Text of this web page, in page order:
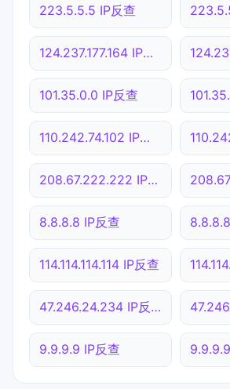
223.5.5.5 IP反查
124.237.177.164 IP反查
101.35.0.0 IP反查
110.242.74.102 IP反查
208.67.222.222 IP反查
8.8.8.8 IP反查
114.114.114.114 IP反查
47.246.24.234 IP反查
9.9.9.9 IP反查